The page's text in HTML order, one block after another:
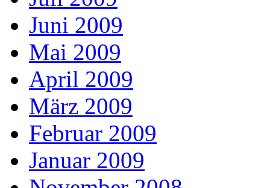
Juni 2009
Mai 2009
April 2009
März 2009
Februar 2009
Januar 2009